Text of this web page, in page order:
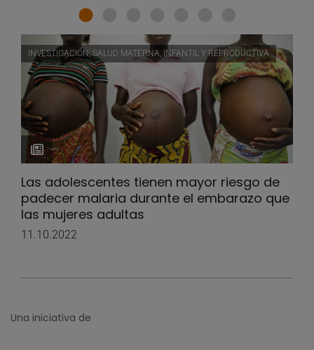
INVESTIGACIÓN, SALUD MATERNA, INFANTIL Y REPRODUCTIVA
Las adolescentes tienen mayor riesgo de
padecer malaria durante el embarazo que
las mujeres adultas
11.10.2022
Una iniciativa de